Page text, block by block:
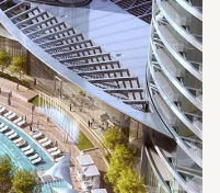
بار سكاي مع منطقة
منطقة جلوس على
كابانات خاصة